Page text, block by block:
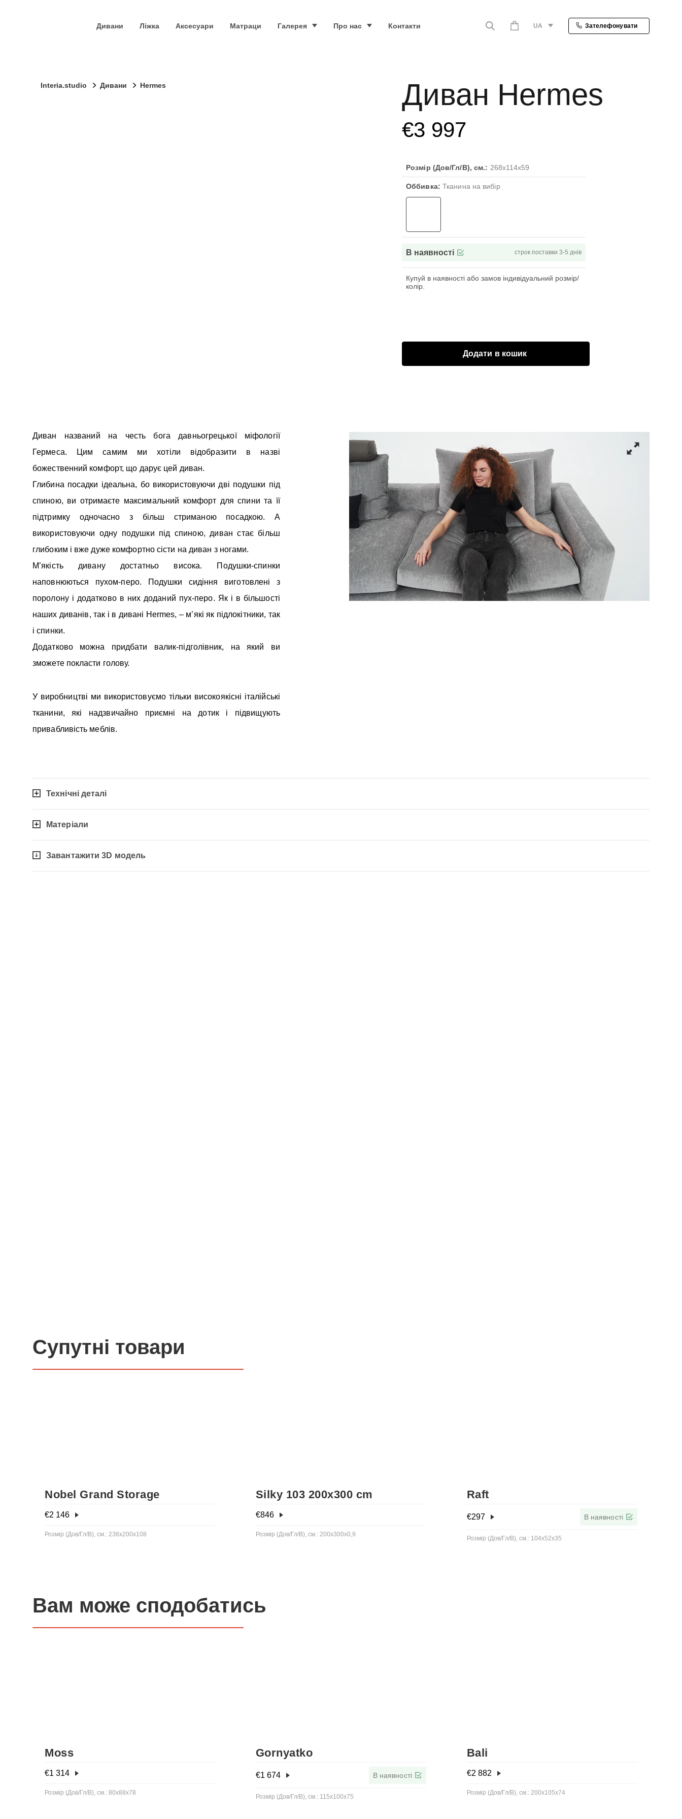
Дивани Ліжка Аксесуари Матраци Галерея Про нас Контакти UA Зателефонувати
Interia.studio Дивани Hermes Диван Hermes
€3 997
Розмір (Дов/Гл/В), см.: 268x114x59
Оббивка: Тканина на вибір
В наявності строк поставки 3-5 днів
Купуй в наявності або замов індивідуальний розмір/
колір.
Додати в кошик
Диван названий на честь бога давньогрецької міфології
Гермеса. Цим самим ми хотіли відобразити в назві
божественний комфорт, що дарує цей диван.
Глибина посадки ідеальна, бо використовуючи дві подушки під
спиною, ви отримаєте максимальний комфорт для спини та її
підтримку одночасно з більш стриманою посадкою. А
використовуючи одну подушки під спиною, диван стає більш
глибоким і вже дуже комфортно сісти на диван з ногами.
М’якість дивану достатньо висока. Подушки-спинки
наповнюються пухом-перо. Подушки сидіння виготовлені з
поролону і додатково в них доданий пух-перо. Як і в більшості
наших диванів, так і в дивані Hermes, – м’які як підлокітники, так
і спинки.
Додатково можна придбати валик-підголівник, на який ви
зможете покласти голову.
У виробництві ми використовуємо тільки високоякісні італійські
тканини, які надзвичайно приємні на дотик і підвищують
привабливість меблів.
Технічні деталі
Матеріали
Завантажити 3D модель
Супутні товари
Nobel Grand Storage
€2 146
Розмір (Дов/Гл/В), см.: 236x200x108
Silky 103 200x300 cm
€846
Розмір (Дов/Гл/В), см.: 200x300x0,9
Raft
€297 В наявності
Розмір (Дов/Гл/В), см.: 104x52x35
Вам може сподобатись
Moss
€1 314
Розмір (Дов/Гл/В), см.: 80х88х78
Gornyatko
€1 674 В наявності
Розмір (Дов/Гл/В), см.: 115x100x75
Bali
€2 882
Розмір (Дов/Гл/В), см.: 200x105x74